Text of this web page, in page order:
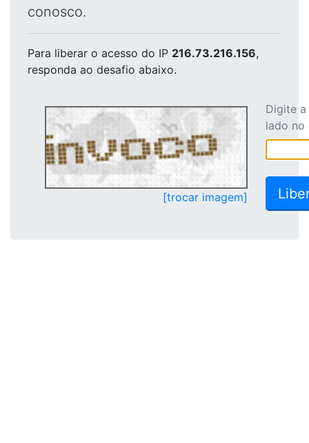
conosco.
Para liberar o acesso do IP 216.73.216.156,
responda ao desafio abaixo.
[trocar imagem]
Digite
lado no